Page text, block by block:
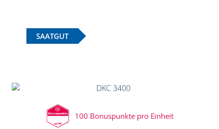
SAATGUT
100 Bonuspunkte pro Einheit